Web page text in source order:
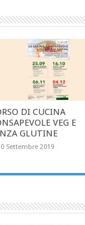
DI CUCINA
VEG E
GLUTINE
Settembre 2019